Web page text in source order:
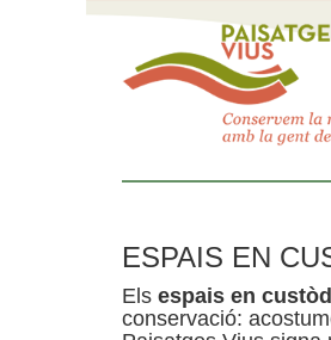
ESPAIS EN
Els espais en
conservació: